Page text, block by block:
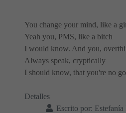
You change your mind, like a
Yeah you, PMS, like a bitch
I would know. And you,
Always speak, cryptically
I should know, that you're no
Detalles
Escrito por: Estefanía